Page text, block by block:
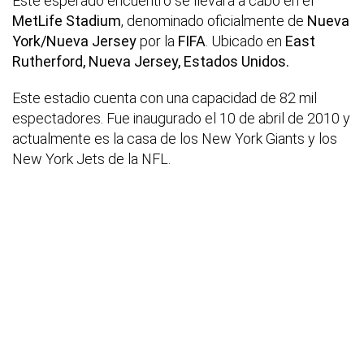
MetLife Stadium, denominado oficialmente de Nueva
York/Nueva Jerseypor la FIFA . Ubicado en East
Rutherford, Nueva Jersey, Estados Unidos.
Este estadio cuenta con una capacidad de 82 mil
espectadores. Fue inaugurado el 10 de abril de 2010 y
actualmente es la casa de los New York Giants y los
New York Jets de la NFL.